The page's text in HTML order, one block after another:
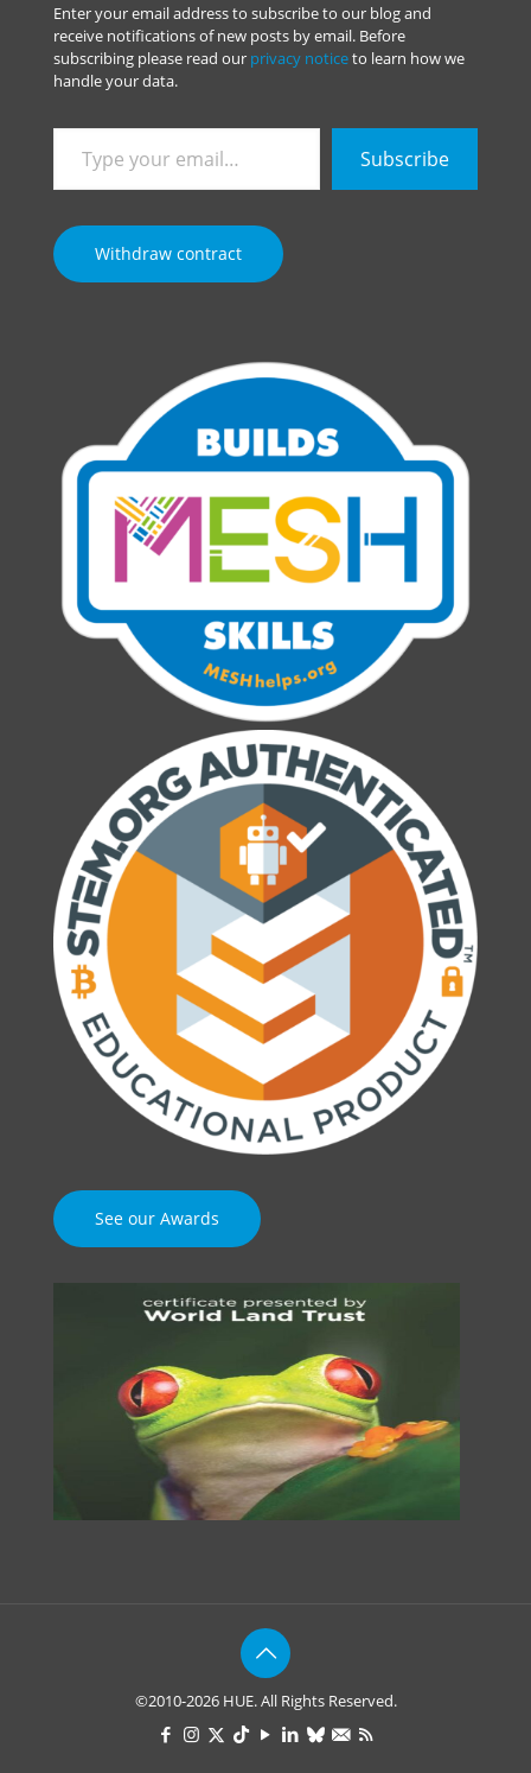
Enter your email address to subscribe to our blog and
receive notifications of new posts by email. Before
subscribing please read our privacy noticeto learn how we
handle your data.
your
email…
Subscribe
Withdraw contract
See our Awards
©2010-2026 HUE. All Rights Reserved.